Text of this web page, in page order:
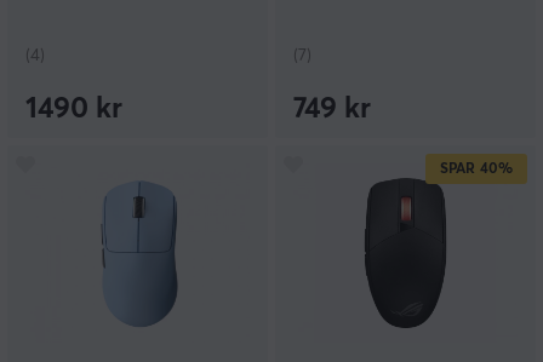
(4)
1490 kr
(7)
749 kr
SPAR 40%